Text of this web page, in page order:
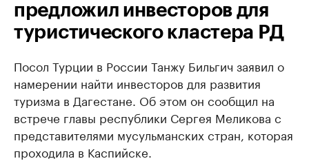
предложил инвесторов для
туристического кластера РД
Посол Турции в России Танжу Бильгич заявил о
намерении найти инвесторов для развития
туризма в Дагестане. Об этом он сообщил на
встрече главы республики Сергея Меликова с
представителями мусульманских стран, которая
проходила в Каспийске.